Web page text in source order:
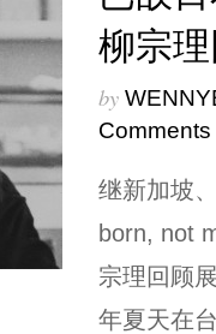
柳宗
by
Comments
继新加坡
born, not
宗理回顾
年夏天在